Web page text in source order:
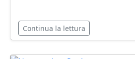
Continua la lettura